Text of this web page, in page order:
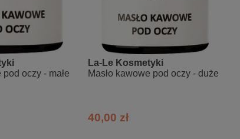
pod oczy - małe
La-Le Kosmetyki
Masło kawowe pod oczy - duże
40,00 zł